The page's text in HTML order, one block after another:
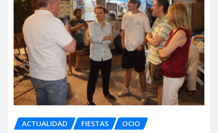
ACTUALIDAD FIESTAS OCIO